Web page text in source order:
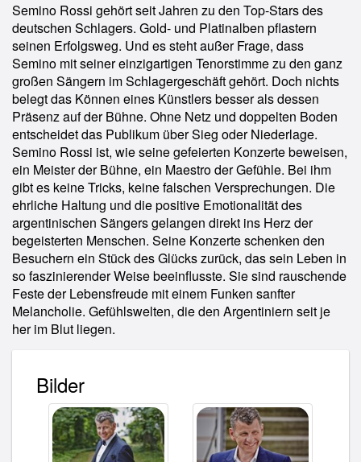
Semino Rossi gehört seit Jahren zu den Top-Stars des
deutschen Schlagers. Gold- und Platinalben pflastern
seinen Erfolgsweg. Und es steht außer Frage, dass
Semino mit seiner einzigartigen Tenorstimme zu den ganz
großen Sängern im Schlagergeschäft gehört. Doch nichts
belegt das Können eines Künstlers besser als dessen
Präsenz auf der Bühne. Ohne Netz und doppelten Boden
entscheidet das Publikum über Sieg oder Niederlage.
Semino Rossi ist, wie seine gefeierten Konzerte beweisen,
ein Meister der Bühne, ein Maestro der Gefühle. Bei ihm
gibt es keine Tricks, keine falschen Versprechungen. Die
ehrliche Haltung und die positive Emotionalität des
argentinischen Sängers gelangen direkt ins Herz der
begeisterten Menschen. Seine Konzerte schenken den
Besuchern ein Stück des Glücks zurück, das sein Leben in
so faszinierender Weise beeinflusste. Sie sind rauschende
Feste der Lebensfreude mit einem Funken sanfter
Melancholie. Gefühlswelten, die den Argentiniern seit je
her im Blut liegen.
Bilder